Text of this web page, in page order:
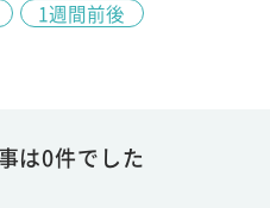
1週間前後
は0件でした